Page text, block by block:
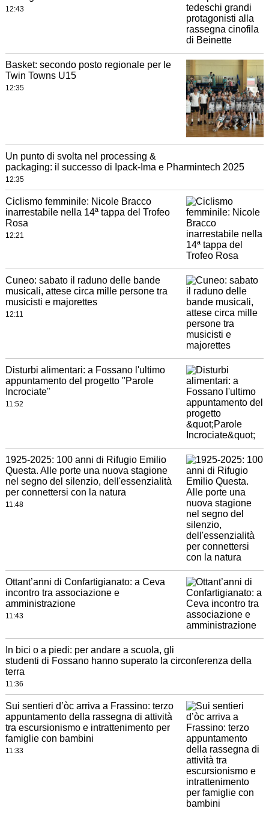
12:43
Basket: secondo posto regionale per le
Twin Towns U15
12:35
Un punto di svolta nel processing &
packaging: il successo di Ipack-Ima e Pharmintech 2025
12:35
Ciclismo femminile: Nicole Bracco
inarrestabile nella 14ª tappa del Trofeo
Rosa
12:21
Cuneo: sabato il raduno delle bande
musicali, attese circa mille persone tra
musicisti e majorettes
12:11
Disturbi alimentari: a Fossano l'ultimo
appuntamento del progetto "Parole
Incrociate"
11:52
1925-2025: 100 anni di Rifugio Emilio
Questa. Alle porte una nuova stagione
nel segno del silenzio, dell'essenzialità
per connettersi con la natura
11:48
Ottant’anni di Confartigianato: a Ceva
incontro tra associazione e
amministrazione
11:43
In bici o a piedi: per andare a scuola, gli
studenti di Fossano hanno superato la circonferenza della
terra
11:36
Sui sentieri d’òc arriva a Frassino: terzo
appuntamento della rassegna di attività
tra escursionismo e intrattenimento per
famiglie con bambini
11:33